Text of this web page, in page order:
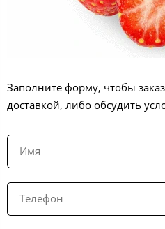
Заполните форму, чтобы
доставкой, либо обсудить